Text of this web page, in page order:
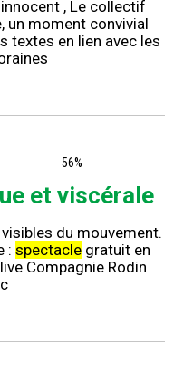
innocent , Le collectif
un moment convivial
textes en lien avec les
56%
et viscérale
du mouvement.
: spectacle gratuit en
Compagnie Rodin